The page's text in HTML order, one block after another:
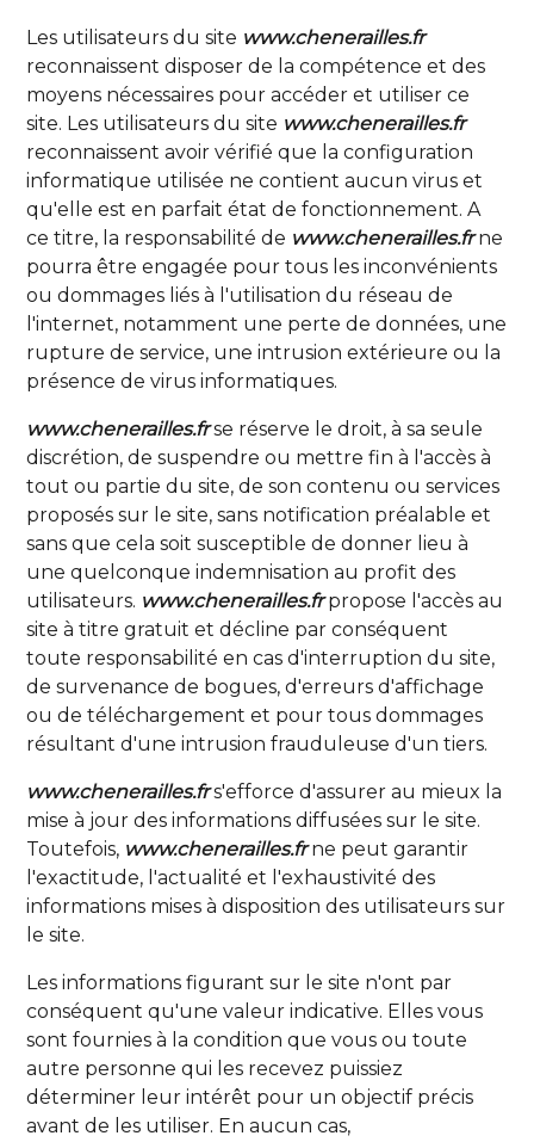
Les utilisateurs du site www.chenerailles.fr
reconnaissent disposer de la compétence et des
moyens nécessaires pour accéder et utiliser ce
site. Les utilisateurs du site www.chenerailles.fr
reconnaissent avoir vérifié que la configuration
informatique utilisée ne contient aucun virus et
qu'elle est en parfait état de fonctionnement. A
ce titre, la responsabilité de www.chenerailles.frne
pourra être engagée pour tous les inconvénients
ou dommages liés à l'utilisation du réseau de
l'internet, notamment une perte de données, une
rupture de service, une intrusion extérieure ou la
présence de virus informatiques.
www.chenerailles.frse réserve le droit, à sa seule
discrétion, de suspendre ou mettre fin à l'accès à
tout ou partie du site, de son contenu ou services
proposés sur le site, sans notification préalable et
sans que cela soit susceptible de donner lieu à
une quelconque indemnisation au profit des
utilisateurs. www.chenerailles.frpropose l'accès au
site à titre gratuit et décline par conséquent
toute responsabilité en cas d'interruption du site,
de survenance de bogues, d'erreurs d'affichage
ou de téléchargement et pour tous dommages
résultant d'une intrusion frauduleuse d'un tiers.
www.chenerailles.frs'efforce d'assurer au mieux la
mise à jour des informations diffusées sur le site.
Toutefois, www.chenerailles.frne peut garantir
l'exactitude, l'actualité et l'exhaustivité des
informations mises à disposition des utilisateurs sur
le site.
Les informations figurant sur le site n'ont par
conséquent qu'une valeur indicative. Elles vous
sont fournies à la condition que vous ou toute
autre personne qui les recevez puissiez
déterminer leur intérêt pour un objectif précis
avant de les utiliser. En aucun cas,